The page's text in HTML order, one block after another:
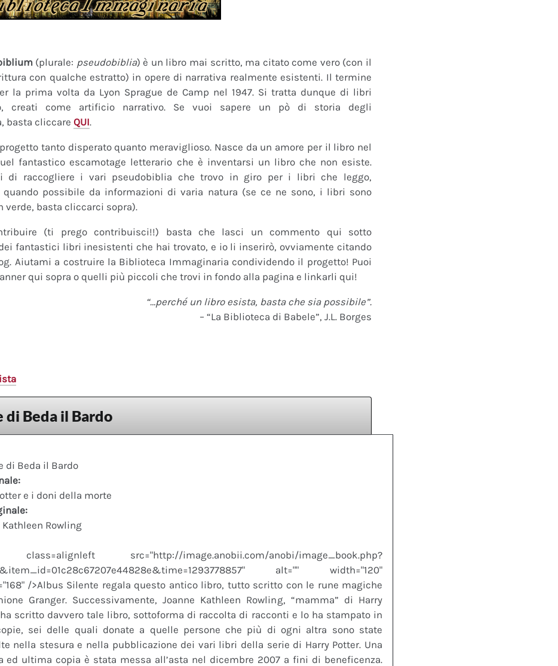
(plurale: pseudobiblia) è un libro mai scritto, ma citato come vero (con il
con qualche estratto) in opere di narrativa realmente esistenti. Il termine
la prima volta da Lyon Sprague de Camp nel 1947. Si tratta dunque di libri
creati come artificio narrativo. Se vuoi sapere un pò di storia degli
basta cliccare QUI.
tanto disperato quanto meraviglioso. Nasce da un amore per il libro nel
fantastico escamotage letterario che è inventarsi un libro che non esiste.
di raccogliere i vari pseudobiblia che trovo in giro per i libri che leggo,
quando possibile da informazioni di varia natura (se ce ne sono, i libri sono
verde, basta cliccarci sopra).
(ti prego contribuisci!!) basta che lasci un commento qui sotto
fantastici libri inesistenti che hai trovato, e io li inserirò, ovviamente citando
Aiutami a costruire la Biblioteca Immaginaria condividendo il progetto! Puoi
qui sopra o quelli più piccoli che trovi in fondo alla pagina e linkarli qui!
“…perché un libro esista, basta che sia possibile”.
– “La Biblioteca di Babele”, J.L. Borges
di Beda il Bardo
di Beda il Bardo
e i doni della morte
Kathleen Rowling
src="http://image.anobii.com/anobi/image_book.php?
alt="" width="120"
/>Albus Silente regala questo antico libro, tutto scritto con le rune magiche
Granger. Successivamente, Joanne Kathleen Rowling, “mamma” di Harry
scritto davvero tale libro, sottoforma di raccolta di racconti e lo ha stampato in
sei delle quali donate a quelle persone che più di ogni altra sono state
nella stesura e nella pubblicazione dei vari libri della serie di Harry Potter. Una
ed ultima copia è stata messa all’asta nel dicembre 2007 a fini di beneficenza.